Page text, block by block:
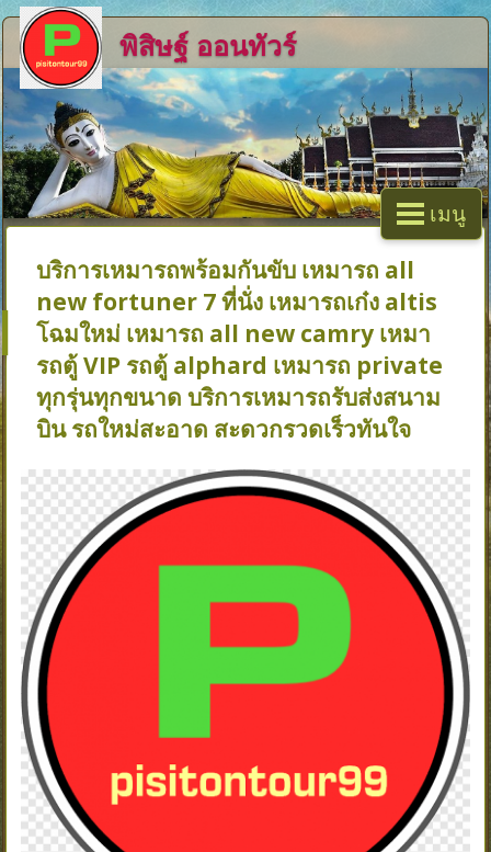
พิสิษฐ์ ออนทัวร์
เมนู
บริการเหมารถพร้อมกันขับ เหมารถ all
new fortuner 7 ที่นั่ง เหมารถเก๋ง altis
โฉมใหม่ เหมารถ all new camry เหมา
รถตู้ VIP รถตู้ alphard เหมารถ private
ทุกรุ่นทุกขนาด บริการเหมารถรับส่งสนาม
บิน รถใหม่สะอาด สะดวกรวดเร็วทันใจ